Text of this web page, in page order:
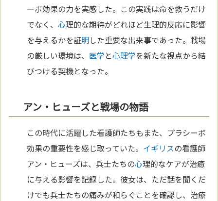
ーボ効果の力を実感した。この実践は命を救うだけ
でなく、心理的な期待がどれほど生理的反応に影響
を与えるかを証明した重要な出来事であった。戦場
の厳しい環境は、 医学と心理学を新たな視点から結
びつける契機となった。
アン・ヒューズと戦場の物語
この時代に活躍した看護師たちもまた、プラシーボ
効果の重要性を感じ取っていた。 イギリスの看護師
アン・ヒューズは、兵士たちの心理的なケアが治癒
に与える影響を記録した。彼女は、ただ話を聞くだ
けでも兵士たちの痛みが和らぐことを確認し、治療